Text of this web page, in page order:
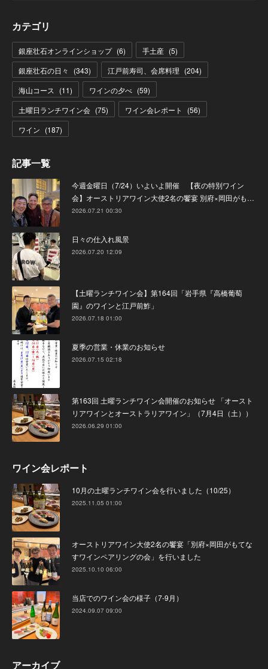
カテゴリ
銀座壮石オンラインショップ (6) 手土産 (5)
銀座壮石の日々
(343) 江戸前寿司、会席料理 (204)
海山コース
(11) ワインの夕べ (59)
土曜日ランチワイン会 (75) ワイン会レポート (56)
ワイン (187)
記事一覧
今週金曜日（7/24）いよいよ開催 【夜の特別ワイン
会】オーストリアワイン大使2名の饗宴 別府×岡田がも…
2026.07.21 00:30
日々の仕入れ風景
2026.07.20 12:09
【土曜ランチワイン会】第164回「岩手県『高橋葡萄
園』のワインと江戸前鮓」
2026.07.18 01:00
夏季の営業・休業のお知らせ
2026.07.15 02:18
第163回 土曜ランチワイン会開催のお知らせ 「オースト
リアワインとオーストラリアワイン」（7月4日（土））
2026.06.29 01:00
ワイン会レポート
10月の土曜ランチワイン会を行いました（10/25）
2025.11.05 01:00
オーストリアワイン大使2名の饗宴「別府×岡田がもてな
すワインペアリングの会」を行いました
2025.10.10 06:00
当店でのワイン会の様子（7-9月）
2024.09.07 09:00
アーカイブ